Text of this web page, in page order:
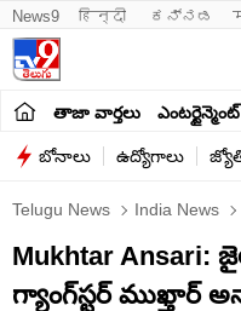
News9 हिन्दी ಕನ್ನಡ
తాజా వార్తలు ఎంటర్టైన్మెంట్
బోనాలు ఉద్యోగాలు
Telugu News India News
Mukhtar Ansari:
గ్యాంగ్‌స్టర్‌ ముఖ్తార్‌